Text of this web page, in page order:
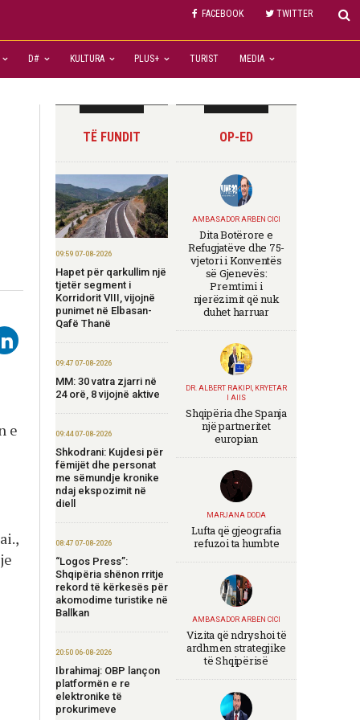
FACEBOOK TWITTER
D# KULTURA PLUS+ TURIST MEDIA
e
TË FUNDIT
09:59 07-08-2026
Hapet për qarkullim një
tjetër segment i
Korridorit VIII, vijojnë
punimet në Elbasan-
Qafë Thanë
09:47 07-08-2026
MM: 30 vatra zjarri në
24 orë, 8 vijojnë aktive
09:44 07-08-2026
Shkodrani: Kujdesi për
fëmijët dhe personat
me sëmundje kronike
ndaj ekspozimit në
diell
08:47 07-08-2026
“Logos Press”:
Shqipëria shënon rritje
rekord të kërkesës për
akomodime turistike në
Ballkan
20:50 06-08-2026
Ibrahimaj: OBP lançon
platformën e re
elektronike të
prokurimeve
OP-ED
AMBASADOR ARBEN CICI
Dita Botërore e
Refugjatëve dhe 75-
vjetori i Konventës
së Gjenevës:
Premtimi i
njerëzimit që nuk
duhet harruar
DR. ALBERT RAKIPI, KRYETAR
I AIIS
Shqipëria dhe Spanja
një partneritet
europian
MARJANA DODA
Lufta që gjeografia
refuzoi ta humbte
AMBASADOR ARBEN CICI
Vizita që ndryshoi të
ardhmen strategjike
të Shqipërisë